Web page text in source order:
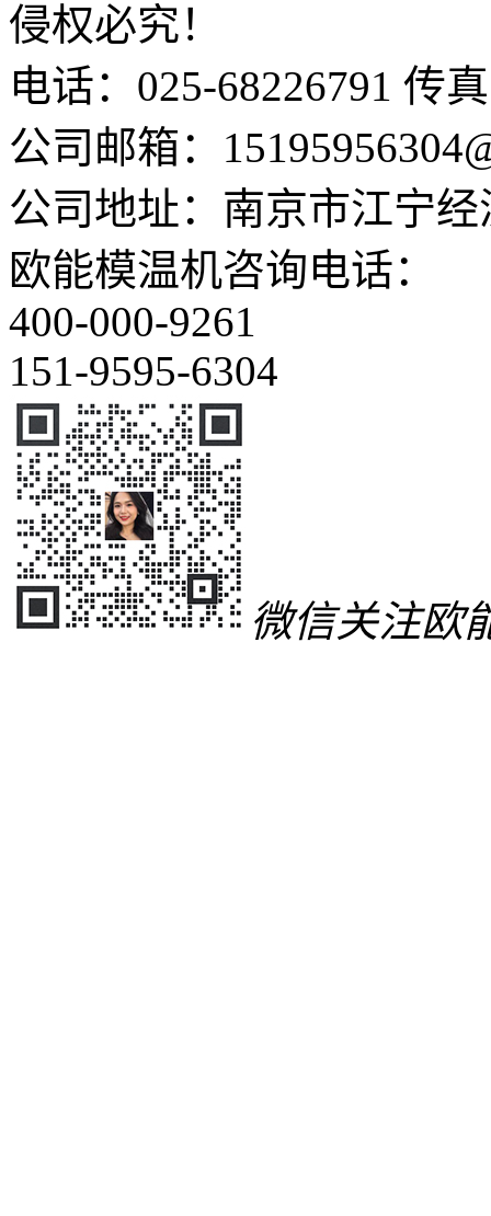
侵权必究！
电话：025-68226791 传
公司邮箱：
公司地址：南京市江宁
欧能模温机咨询电话：
400-000-9261
151-9595-6304
微信关注欧